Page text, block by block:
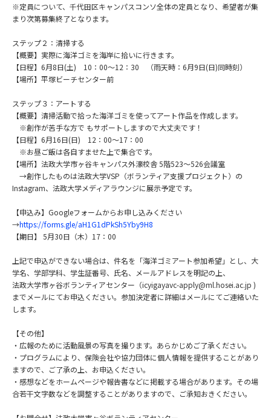
※定員について、千代田区キャンパスコンソ全体の定員となり、希望者が集
まり次第募集終了となります。
ステップ２：清掃する
【概要】実際に海洋ゴミを海岸に拾いに行きます。
【日程】6月8日(土) 10：00～12：30 （雨天時：6月9日(日)同時刻）
【場所】平塚ビーチセンター前
ステップ３：アートする
【概要】清掃活動で拾った海洋ゴミを使ってアート作品を作成します。
※創作が苦手な方で もサポートしますので大丈夫です！
【日程】6月16日(日) 12：00～17：00
※お昼ご飯は各自すませた上で集合です。
【場所】法政大学市ヶ谷キャンパス外濠校舎 5階523～526会議室
→創作したものは法政大学VSP（ボランティア支援プロジェクト）の
Instagram、法政大学メディアラウンジに展示予定です。
【申込み】Googleフォームからお申し込みください
→https://forms.gle/aH1G1dPkSh5Yby9H8
【期日】 5月30日（木）17：00
上記で申込ができない場合は、件名を「海洋ゴミアート参加希望」とし、大
学名、学部学科、学生証番号、氏名、メールアドレスを明記の上、
法政大学市ヶ谷ボランティアセンター（icyigayavc-apply@ml.hosei.ac.jp )
までメールにてお申込ください。参加決定者に詳細はメールにてご連絡いた
します。
【その他】
・広報のために活動風景の写真を撮ります。あらかじめご了承ください。
・プログラムにより、保険会社や協力団体に個人情報を提供することがあり
ますので、ご了承の上、お申込ください。
・感想などをホームページや報告書などに掲載する場合があります。その場
合若干文字数などを調整することがありますので、ご承知おきください。